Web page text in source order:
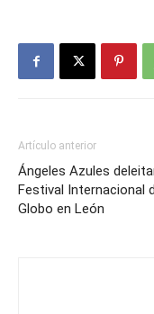
Artículo anterior
Ángeles Azules
Festival Internacional
Globo en León